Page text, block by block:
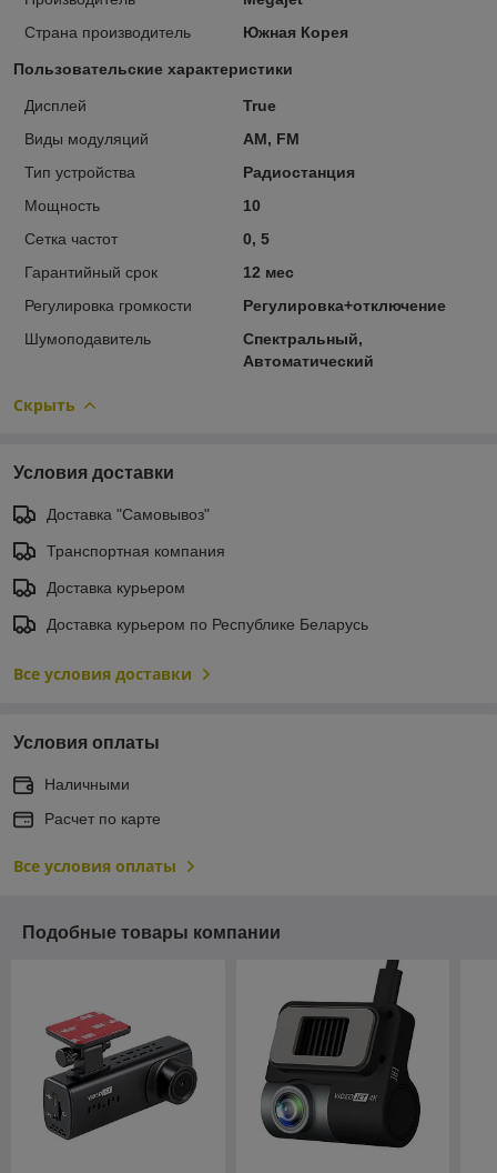
Страна производитель
Южная Корея
Пользовательские характеристики
Дисплей
True
Виды модуляций
AM, FM
Тип устройства
Радиостанция
Мощность
10
Сетка частот
0, 5
Гарантийный срок
12 мес
Регулировка громкости
Регулировка+отключение
Шумоподавитель
Спектральный,
Автоматический
Скрыть
Условия доставки
Доставка "Самовывоз"
Транспортная компания
Доставка курьером
Доставка курьером по Республике Беларусь
Все условия доставки
Условия оплаты
Наличными
Расчет по карте
Все условия оплаты
Подобные товары компании